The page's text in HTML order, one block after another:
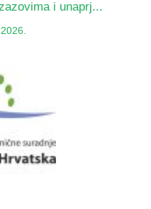
i unaprj...